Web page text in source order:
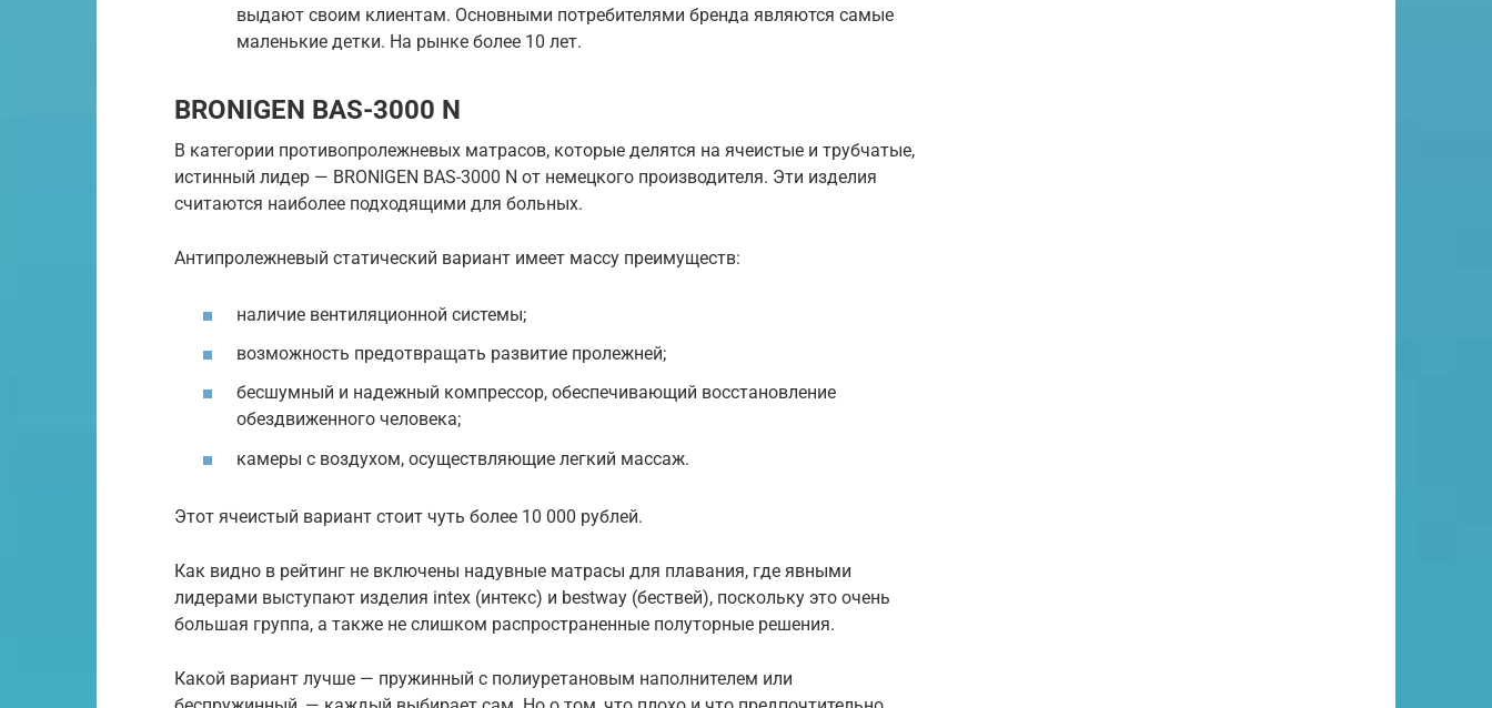
выдают своим клиентам. Основными потребителями бренда являются самые
маленькие детки. На рынке более 10 лет.
BRONIGEN BAS-3000 N
В категории противопролежневых матрасов, которые делятся на ячеистые и трубчатые,
истинный лидер — BRONIGEN BAS-3000 N от немецкого производителя. Эти изделия
считаются наиболее подходящими для больных.
Антипролежневый статический вариант имеет массу преимуществ:
наличие вентиляционной системы;
возможность предотвращать развитие пролежней;
бесшумный и надежный компрессор, обеспечивающий восстановление
обездвиженного человека;
камеры с воздухом, осуществляющие легкий массаж.
Этот ячеистый вариант стоит чуть более 10 000 рублей.
Как видно в рейтинг не включены надувные матрасы для плавания, где явными
лидерами выступают изделия intex (интекс) и bestway (бествей), поскольку это очень
большая группа, а также не слишком распространенные полуторные решения.
Какой вариант лучше — пружинный с полиуретановым наполнителем или